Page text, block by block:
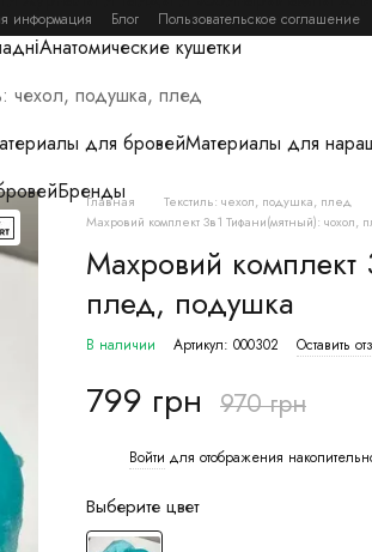
информация Блог Пользовательское соглашение
Анатомические кушетки
чехол, подушка, плед
для бровейМатериалы для
Бренды
Главная Текстиль: чехол, подушка, плед
Махровий комплект 3в1 Тифани(мятный): чохол,
Махровий комплект
плед, подушка
В наличии Артикул: 000302 Оставить
799 грн 970 грн
Войти для отображения
Выберите цвет